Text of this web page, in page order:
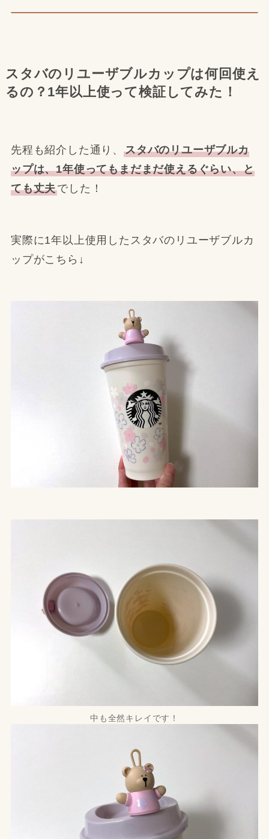
スタバのリユーザブルカップは何回使え
るの？1年以上使って検証してみた！
先程も紹介した通り、 スタバのリユーザブルカ
ップは、1年使ってもまだまだ使えるぐらい、と
ても丈夫でした！
実際に1年以上使用したスタバのリユーザブルカ
ップがこちら↓
中も全然キレイです！